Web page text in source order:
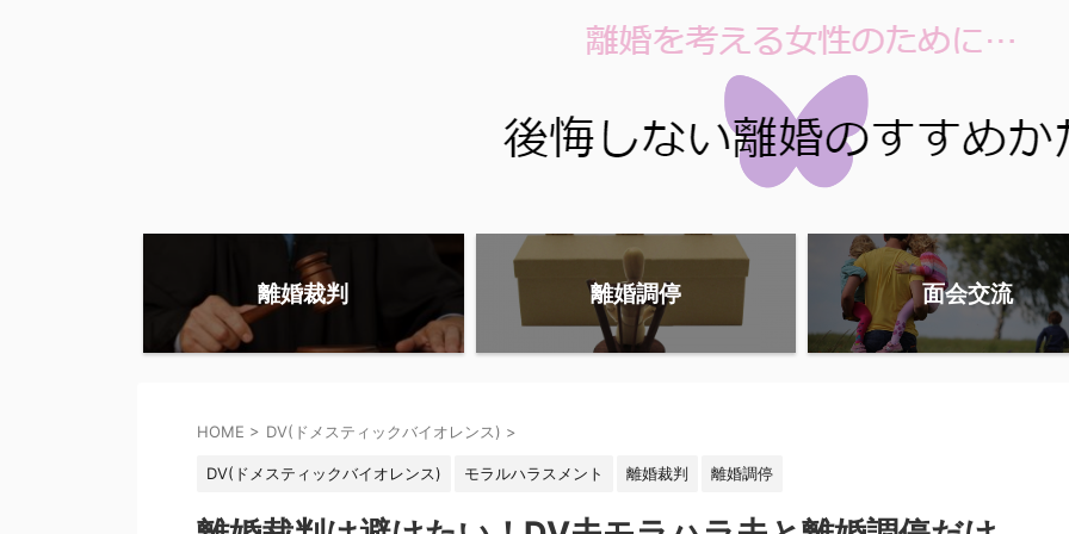
離婚裁判 離婚調停 面会交流
HOME > DV(ドメスティックバイオレンス) >
DV(ドメスティックバイオレンス) モラルハラスメント 離婚裁判 離婚調停